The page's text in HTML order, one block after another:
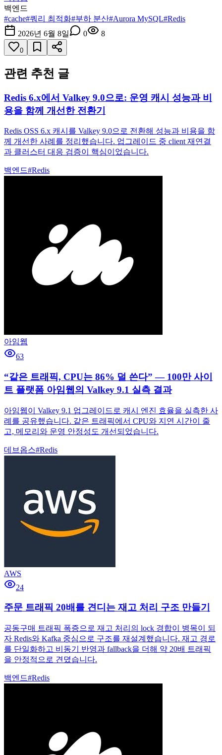
백엔드
#cache#쿼리 최적화#부하 분산#Aurora MySQL#Redis
2026년 6월 8일
0 8
0
관련 추천 글
Redis 6.x에서 Valkey 9.0으로: 운영 캐시 성능과 비
용을 함께 개선한 전환기
Redis OSS 6.x 캐시를 Valkey 9.0으로 전환해 성능과 비용을 함
께 개선한 사례를 정리했습니다. 업그레이드 중 client 재연결
과 클러스터 대응 검증이 핵심이었습니다.
백엔드#Redis
아임웹
63
“같은 트래픽, CPU는 86% 덜 쓴다” — 100만 사이
트 플랫폼 아임웹의 Valkey 9.1 실측 결과
아임웹이 Valkey 9.1 업그레이드로 캐시 엔진 효율을 실측한 사
례를 공유했습니다. 같은 트래픽에서 CPU와 지연 시간이 줄
고, 메모리와 운영 안정성도 개선되었습니다.
데브옵스#Redis
AWS
24
주문 트래픽 20배를 견디는 재고 처리 구조 만들기
공동구매 트래픽 폭증으로 재고 처리의 lock 경합이 병목이 되
자 Redis와 Kafka 중심으로 구조를 재설계했습니다. 재고 경로
를 단일화하고 비동기 반영과 fallback을 더해 약 20배 트래픽
을 안정적으로 견뎠습니다.
백엔드#Redis